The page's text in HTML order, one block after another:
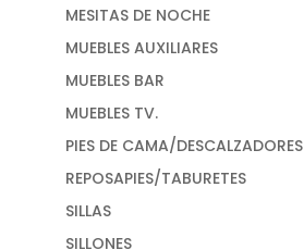
MESITAS DE NOCHE
MUEBLES AUXILIARES
MUEBLES BAR
MUEBLES TV.
PIES DE CAMA/DESCALZADORES
REPOSAPIES/TABURETES
SILLAS
SILLONES